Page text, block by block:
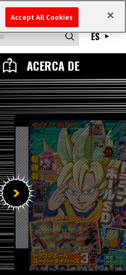
ACERCA DE
ES
Accept All Cookies